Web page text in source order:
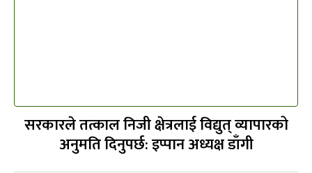
सरकारले तत्काल निजी क्षेत्रलाई विद्युत् व्यापारको
अनुमति दिनुपर्छ: इप्पान अध्यक्ष डाँगी